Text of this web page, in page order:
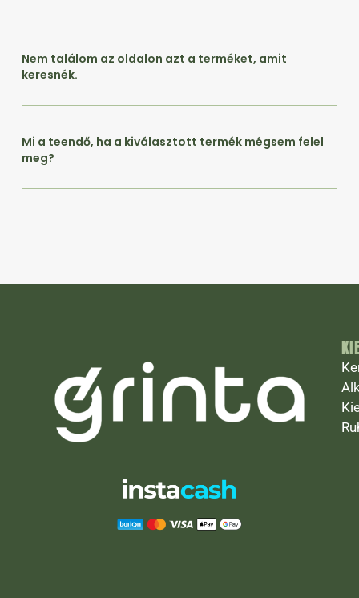
Nem találom az oldalon azt a terméket, amit
keresnék.
Mi a teendő, ha a kiválasztott termék mégsem felel
meg?